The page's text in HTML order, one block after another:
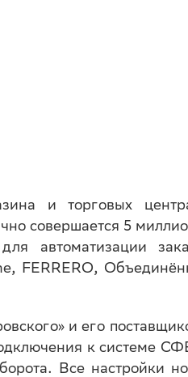
и торговых
совершается 5
автоматизации
FERRERO,
и его
к системе
Все настройки